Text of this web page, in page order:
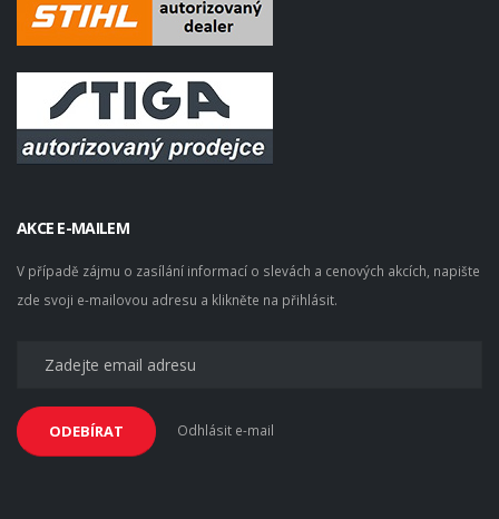
AKCE E-MAILEM
V případě zájmu o zasílání informací o slevách a cenových akcích, napište
zde svoji e-mailovou adresu a klikněte na přihlásit.
ODEBÍRAT Odhlásit e-mail